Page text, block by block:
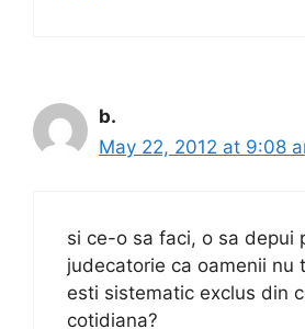
b.
May 22, 2012 at 9:08
si ce-o sa faci, o sa depui
judecatorie ca oamenii nu
esti sistematic exclus din
cotidiana?